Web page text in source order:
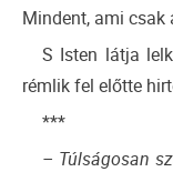
Mindent, ami csak
S Isten látja
rémlik fel előtte
***
– Túlságosan